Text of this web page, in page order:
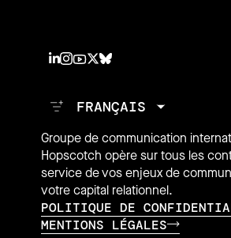
Groupe de communication
Hopscotch opère sur tous les
service de vos enjeux de
votre capital relationnel.
POLITIQUE DE
MENTIONS LÉGALES